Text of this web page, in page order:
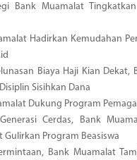
Bank Muamalat
Hadirkan Kemudahan
Biaya Haji Kian Dekat,
Sisihkan Dana
Dukung Program
Cerdas, Bank
Gulirkan Program Beasiswa
Bank Muamalat